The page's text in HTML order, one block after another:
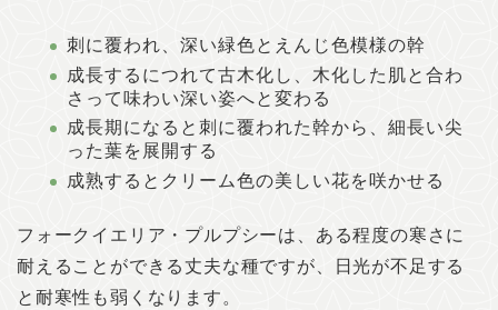
刺に覆われ、深い緑色とえんじ色模様の幹
成長するにつれて古木化し、木化した肌と合わ
さって味わい深い姿へと変わる
成長期になると刺に覆われた幹から、細長い尖
った葉を展開する
成熟するとクリーム色の美しい花を咲かせる
フォークイエリア・プルプシーは、ある程度の寒さに
耐えることができる丈夫な種ですが、日光が不足する
と耐寒性も弱くなります。